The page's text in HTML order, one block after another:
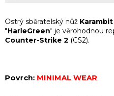
Ostrý sběratelský nůž Karambit
"HarleGreen" je věrohodnou
Counter-Strike 2 (CS2).
Povrch: MINIMAL WEAR